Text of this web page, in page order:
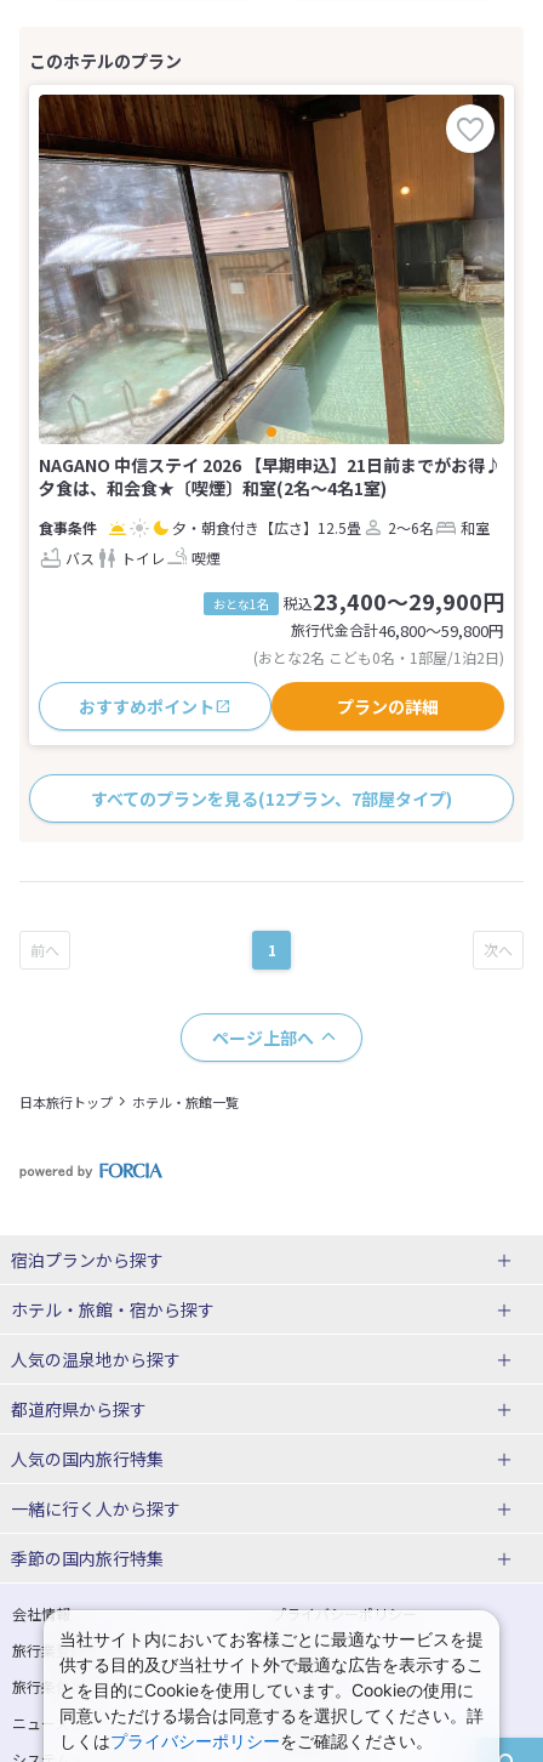
NAGANO 中信ステイ 2026 【早期申込】21日前までがお得♪
夕食は、和会食★〔喫煙〕和室(2名～4名1室)
夕・朝食付き 【広さ】12.5畳 2～6名
和室
バス
トイレ 喫煙
おとな1名 税込23,400～29,900円
旅行代金合計46,800〜59,800円
(おとな2名 こども0名・1部屋/1泊2日)
おすすめポイント プランの詳細
すべてのプランを見る(12プラン、7部屋タイプ)
1
ページ上部へ
日本旅行トップ ホテル・旅館一覧
宿泊プランから探す
北海道
東北
青森県
宮城県
山形県
関東
埼玉県 千葉県
茨城県 栃木県
ホテル・旅館・宿から探す
北海道ホテル・旅館
青森県ホテル・旅館
宮城県ホテル・旅館
山形県ホテル・旅館
東京都ホテル・旅館 神奈川県ホテル・旅館
埼玉県ホテル・旅館 千葉県ホテル・旅館
茨城県ホテル・旅館 栃木県ホテル・旅館
人気の温泉地から探す
北海道
湯の川温泉(北海道)
十勝川温泉(北海道)
洞爺湖温泉(北海道)
層雲峡温泉(北海道)
東北
花巻温泉(岩手) 蔵王温泉(山形)
かみのやま温泉(山形) 鳴子温泉(宮城)
都道府県から探す
北海道旅行・ツアー
東北
青森旅行・ツアー 岩手旅行・ツアー
宮城旅行・ツアー 秋田旅行・ツアー
山形旅行・ツアー 福島旅行・ツアー
人気の国内旅行特集
東京ディズニーリゾート®への旅
ユニバーサル・スタジオ・ジャパ
一緒に行く人から探す
一人旅 国内版
カップル・夫婦旅行 国内版 女子旅 国内版
卒業旅行・学生旅行 国内版
季節の国内旅行特集
桜・お花見特集
ゴールデンウィーク（GW）の国内
旅行
夏休み・お盆の国内旅行 7月の国内旅行
8月の国内旅行 9月の国内旅行
会社情報
プライバシーポリシー
旅行業登録票・約款
規約集
旅行条件書
商標について
ニュースリリース
採用情報
当社サイト内においてお客様ごとに最適なサービスを提
供する目的及び当社サイト外で最適な広告を表示するこ
とを目的にCookieを使用しています。Cookieの使用に
同意いただける場合は同意するを選択してください。詳
しくはプライバシーポリシーをご確認ください。